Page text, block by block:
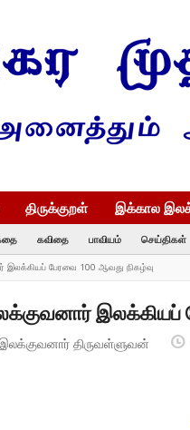
திருக்குறள் இக்கால
கவிதை பாவியம் செய்திகள்
இலக்கியப் பேரவை 100 ஆவது நிகழ்வு
இலக்கியப்
திருவள்ளுவன்